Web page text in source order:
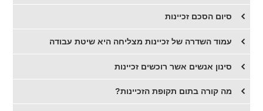
סיום הסכם זכיינות
עמוד השדרה של זכיינות מצליחה היא שיטת עבודה
סינון אנשים אשר רוכשים זכיינות
מה קורה בתום תקופת הזכיינות?